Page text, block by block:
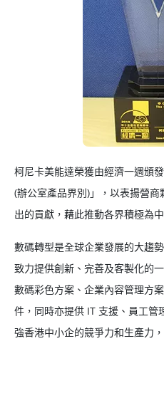
柯尼卡美能達榮獲由經濟一週頒
(辦公室產品界別)」，以表揚營
出的貢獻，藉此推動各界積極為
數碼轉型是全球企業發展的大趨
致力提供創新、完善及客製化的
數碼彩色方案、企業內容管理方
件，同時亦提供 IT 支援、員工管
強香港中小企的競爭力和生產力